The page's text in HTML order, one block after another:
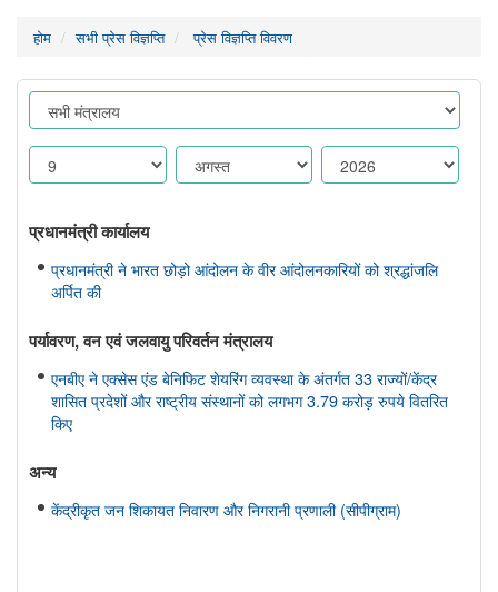
होम सभी प्रेस विज्ञप्ति प्रेस विज्ञप्ति विवरण
प्रधानमंत्री कार्यालय
प्रधानमंत्री ने भारत छोड़ो आंदोलन के वीर आंदोलनकारियों को श्रद्धांजलि
अर्पित की
पर्यावरण, वन एवं जलवायु परिवर्तन मंत्रालय
एनबीए ने एक्सेस एंड बेनिफिट शेयरिंग व्यवस्था के अंतर्गत 33 राज्यों/केंद्र
शासित प्रदेशों और राष्ट्रीय संस्थानों को लगभग 3.79 करोड़ रुपये वितरित
किए
अन्य
केंद्रीकृत जन शिकायत निवारण और निगरानी प्रणाली (सीपीग्राम)